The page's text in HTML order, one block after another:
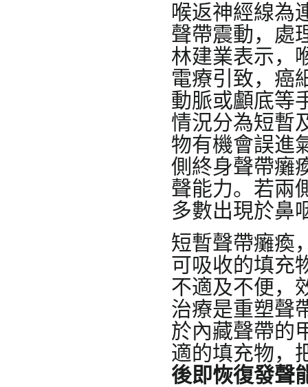
喉返神經線為
聲帶震動，處
林建業表示，
電療引致，癌
動脈或顱底等
情況分為短暫
物有機會誤進
側終身聲帶癱
聲能力。若兩
多數出現於鼻
短暫聲帶癱瘓
可吸收的填充
不適及不便，
治療是重塑聲
於內藏聲帶的
適的填充物，
後即恢復發聲